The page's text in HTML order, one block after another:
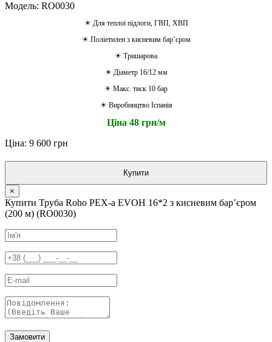
Модель: RO0030
☀ Для теплої підлоги, ГВП, ХВП
☀ Поліетилен з кисневим барʼєром
☀ Тришарова
☀ Діаметр 16/12 мм
☀ Макс. тиск 10 бар
☀ Виробництво Іспанія
Ціна 48 грн/м
Ціна: 9 600 грн
Купити
×
Купити Труба Roho PEX-a EVOH 16*2 з кисневим барʼєром
(200 м) (RO0030)
Замовити